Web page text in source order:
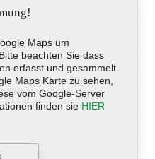
Maps um
beachten Sie dass
erfasst und gesammelt
Maps Karte zu sehen,
vom Google-Server
finden sie HIER